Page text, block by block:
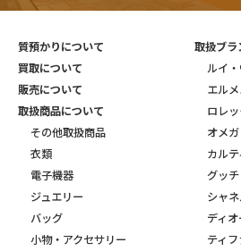
質預かりについて
買取について
販売について
取扱商品について
その他取扱商品
衣類
電子機器
ジュエリー
バッグ
小物・アクセサリー
取扱ブラ
ルイ
エル
ロレ
オメガ
カル
グッチ
シャ
ディ
ティ